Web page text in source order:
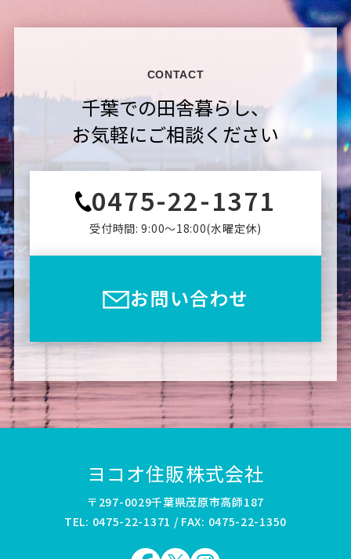
CONTACT
千葉での田舎暮らし、
お気軽にご相談ください
0475-22-1371
受付時間: 9:00〜18:00(⽔曜定休)
お問い合わせ
ヨコオ住販株式会社
〒297-0029千葉県茂原市高師187
TEL: 0475-22-1371 / FAX: 0475-22-1350